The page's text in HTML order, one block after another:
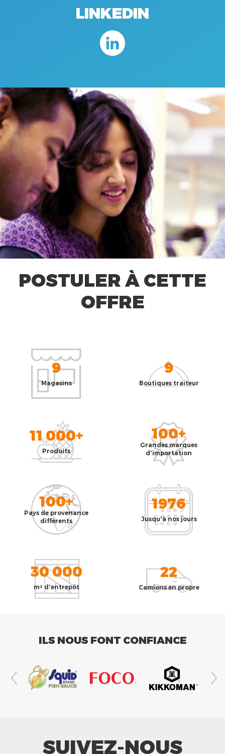
LINKEDIN
POSTULER À CETTE
OFFRE
9
Magasins
9
Boutiques traiteur
11 000+
Produits
100+
Grandes marques
d'importation
100+
Pays de provenance
différents
1976
Jusqu'à nos jours
30 000
m² d'entrepôt
22
Camions en propre
ILS NOUS FONT CONFIANCE
SUIVEZ-NOUS